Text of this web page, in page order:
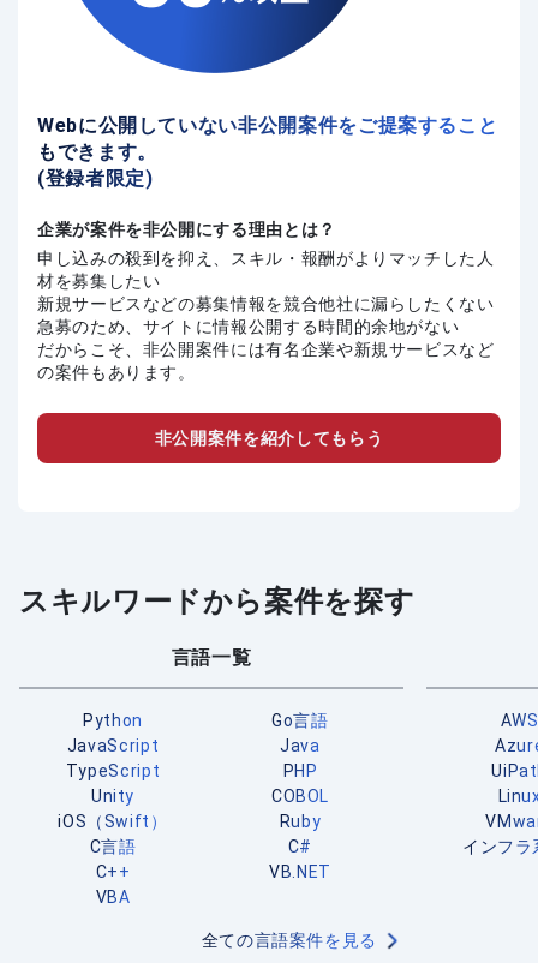
Webに公開していない非公開案件をご提案すること
もできます。
(登録者限定)
企業が案件を非公開にする理由とは？
申し込みの殺到を抑え、スキル・報酬がよりマッチした人
材を募集したい
新規サービスなどの募集情報を競合他社に漏らしたくない
急募のため、サイトに情報公開する時間的余地がない
だからこそ、非公開案件には有名企業や新規サービスなど
の案件もあります。
非公開案件を紹介してもらう
スキルワードから案件を探す
言語一覧
Python
Go言語
JavaScript
Java
TypeScript
PHP
Unity
COBOL
iOS（Swift）
Ruby
C言語
C#
C++
VB.NET
VBA
全ての言語案件を見る
AWS
インフラ